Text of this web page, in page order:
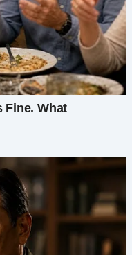
опуская
беспорядка. Но
сама — готовит,
ползунки,
их малыш наденет
— немного
времени, как
и нахмурился.
прежде чем
наверху.